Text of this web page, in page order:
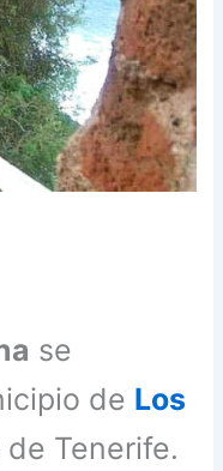
se
de Los
Tenerife.